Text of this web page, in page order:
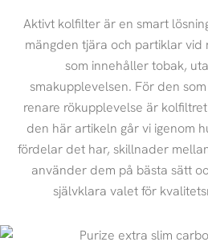
Aktivt kolfilter är en smart
mängden tjära och partiklar vid
som innehåller tobak,
smakupplevelsen. För den
renare rökupplevelse är
den här artikeln går vi igenom
fördelar det har, skillnader
använder dem på bästa sätt
självklara valet för